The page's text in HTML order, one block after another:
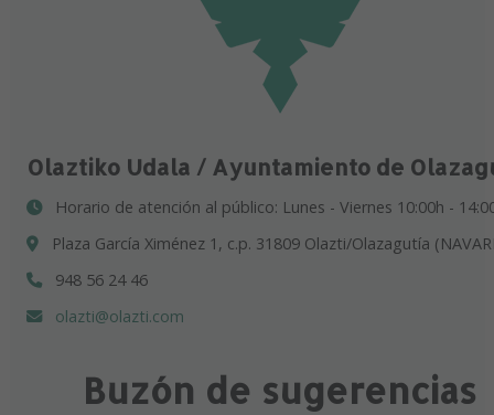
Olaztiko Udala / Ayuntamiento de
Horario de atención al público: Lunes - Viernes 10:00h -
Plaza García Ximénez 1, c.p. 31809 Olazti/Olazagutía
948 56 24 46
olazti@olazti.com
Buzón de sugerencias